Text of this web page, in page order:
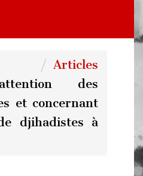
Articles
des
et concernant
djihadistes à